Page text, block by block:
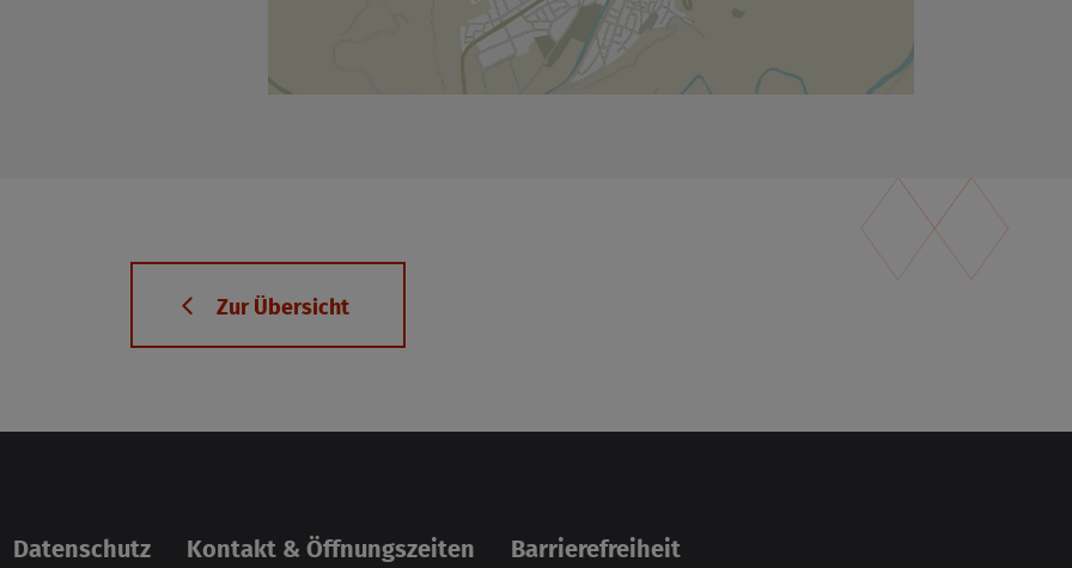
Zur Über­sicht
Da­ten­schutz Kon­takt & Öff­nungs­zei­ten Bar­rie­re­frei­heit